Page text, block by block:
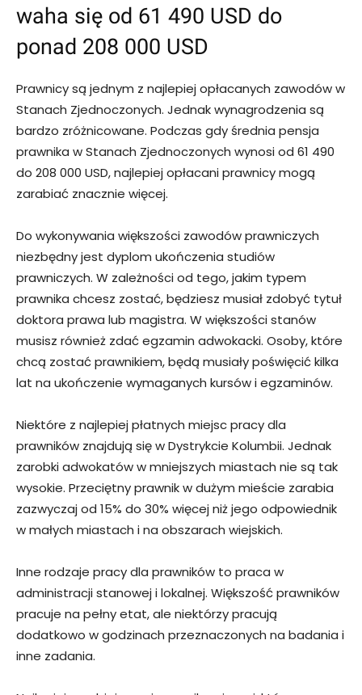
waha się od 61 490 USD do
ponad 208 000 USD
Prawnicy są jednym z najlepiej opłacanych zawodów w
Stanach Zjednoczonych. Jednak wynagrodzenia są
bardzo zróżnicowane. Podczas gdy średnia pensja
prawnika w Stanach Zjednoczonych wynosi od 61 490
do 208 000 USD, najlepiej opłacani prawnicy mogą
zarabiać znacznie więcej.
Do wykonywania większości zawodów prawniczych
niezbędny jest dyplom ukończenia studiów
prawniczych. W zależności od tego, jakim typem
prawnika chcesz zostać, będziesz musiał zdobyć tytuł
doktora prawa lub magistra. W większości stanów
musisz również zdać egzamin adwokacki. Osoby, które
chcą zostać prawnikiem, będą musiały poświęcić kilka
lat na ukończenie wymaganych kursów i egzaminów.
Niektóre z najlepiej płatnych miejsc pracy dla
prawników znajdują się w Dystrykcie Kolumbii. Jednak
zarobki adwokatów w mniejszych miastach nie są tak
wysokie. Przeciętny prawnik w dużym mieście zarabia
zazwyczaj od 15% do 30% więcej niż jego odpowiednik
w małych miastach i na obszarach wiejskich.
Inne rodzaje pracy dla prawników to praca w
administracji stanowej i lokalnej. Większość prawników
pracuje na pełny etat, ale niektórzy pracują
dodatkowo w godzinach przeznaczonych na badania i
inne zadania.